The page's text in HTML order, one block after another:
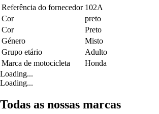
Referência do fornecedor 102A
Cor
preto
Cor
Preto
Género
Misto
Grupo etário
Adulto
Marca de motocicleta
Honda
Loading...
Loading...
Todas as nossas marcas